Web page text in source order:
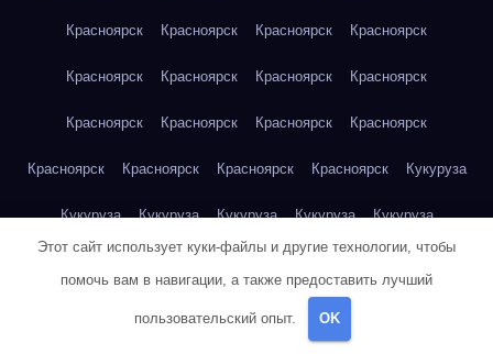
Красноярск Красноярск Красноярск Красноярск
Красноярск Красноярск Красноярск Красноярск
Красноярск Красноярск Красноярск Красноярск
Красноярск Красноярск Красноярск Красноярск Кукуруза
Кукуруза Кукуруза Кукуруза Кукуруза Кукуруза
Этот сайт использует куки-файлы и другие технологии, чтобы
помочь вам в навигации, а также предоставить лучший
пользовательский опыт. OK